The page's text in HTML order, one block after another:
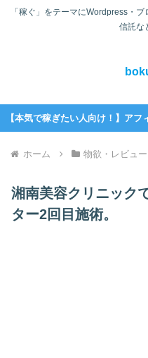
「稼ぐ」をテーマにWordpress・
信託な
【本気で稼ぎたい人向け！】ア
ホーム 物欲・レビュー
湘南美容クリニック
ター2回目施術。